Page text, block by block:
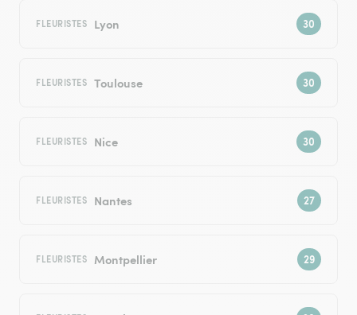
FLEURISTES Lyon
FLEURISTES Toulouse
FLEURISTES Nice
FLEURISTES Nantes
FLEURISTES Montpellier